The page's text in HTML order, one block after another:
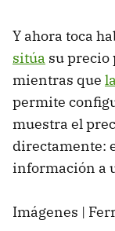
Y ahora toca
sitúa su precio
mientras que
permite
muestra el
directamente:
información a
Imágenes |